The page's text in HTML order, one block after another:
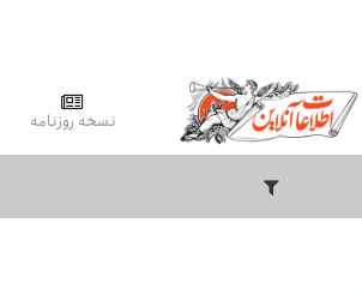
نسخه روزنامه